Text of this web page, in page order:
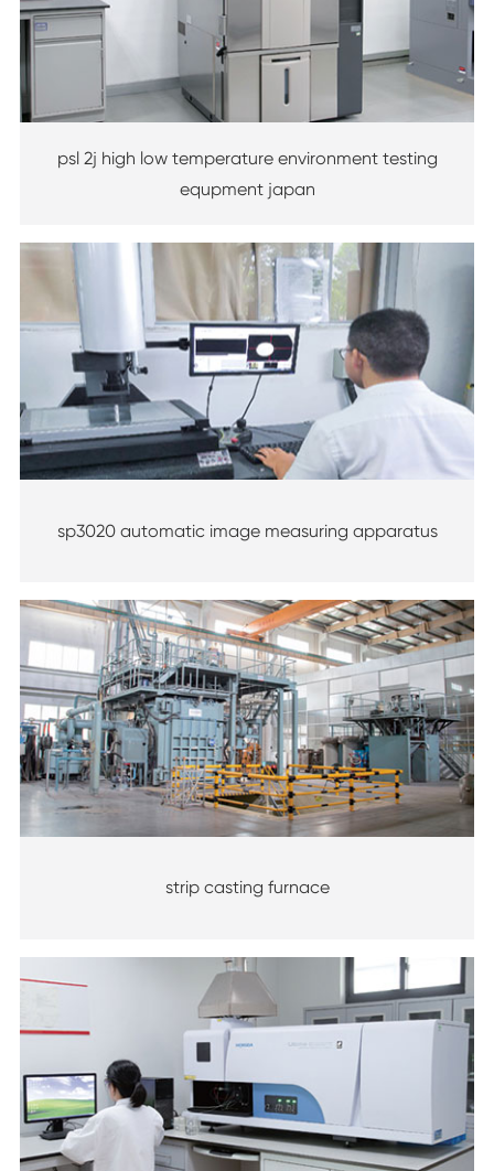
psl 2j high low temperature environment testing
equpment japan
sp3020 automatic image measuring apparatus
strip casting furnace